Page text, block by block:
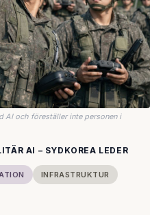
AI och föreställer inte personen i
AI – SYDKOREA LEDER
INFRASTRUKTUR